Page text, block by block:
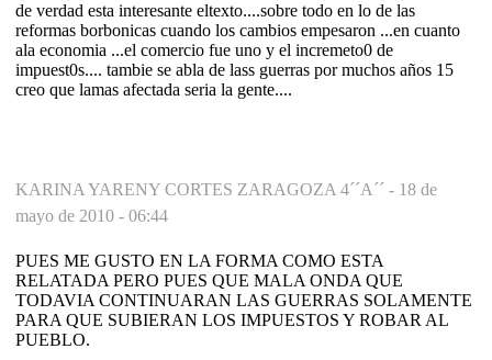
de verdad esta interesante eltexto....sobre todo en lo de las
reformas borbonicas cuando los cambios empesaron ...en cuanto
ala economia ...el comercio fue uno y el incremeto0 de
impuest0s.... tambie se abla de lass guerras por muchos años 15
creo que lamas afectada seria la gente....
KARINA YARENY CORTES ZARAGOZA 4´´A´´ - 18 de
mayo de 2010 - 06:44
PUES ME GUSTO EN LA FORMA COMO ESTA
RELATADA PERO PUES QUE MALA ONDA QUE
TODAVIA CONTINUARAN LAS GUERRAS SOLAMENTE
PARA QUE SUBIERAN LOS IMPUESTOS Y ROBAR AL
PUEBLO.